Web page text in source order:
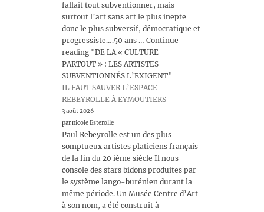
fallait tout subventionner, mais
surtout l’art sans art le plus inepte
donc le plus subversif, démocratique et
progressiste….50 ans … Continue
reading "DE LA « CULTURE
PARTOUT » : LES ARTISTES
SUBVENTIONNÉS L’EXIGENT"
IL FAUT SAUVER L’ESPACE
REBEYROLLE À EYMOUTIERS
3 août 2026
par nicole Esterolle
Paul Rebeyrolle est un des plus
somptueux artistes platiciens français
de la fin du 20 ième siécle Il nous
console des stars bidons produites par
le système lango-burénien durant la
même période. Un Musée Centre d’Art
à son nom, a été construit à